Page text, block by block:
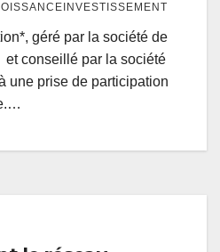
géré par la société de
conseillé par la société
une prise de participation